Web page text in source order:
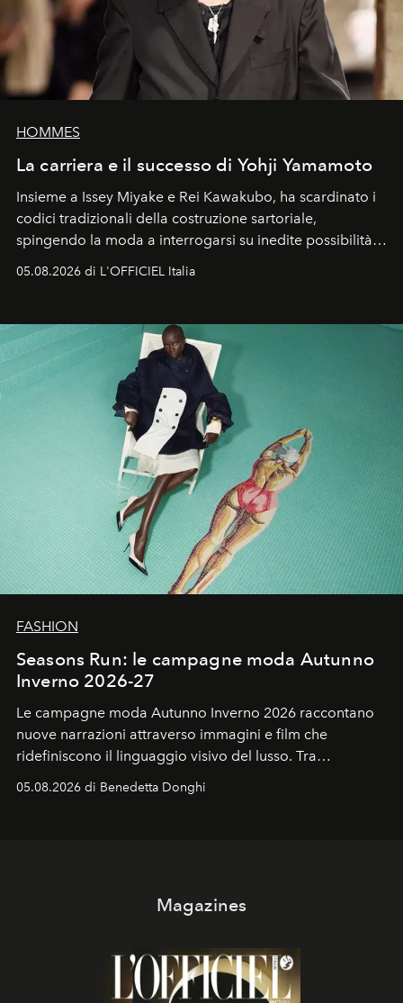
HOMMES
La carriera e il successo di Yohji Yamamoto
Insieme a Issey Miyake e Rei Kawakubo, ha scardinato i
codici tradizionali della costruzione sartoriale,
spingendo la moda a interrogarsi su inedite possibilità
formali e a ridefinire il concetto stesso di silhouette.
un’impronta indelebile nella storia della moda.
05.08.2026 di L'OFFICIEL Italia
FASHION
Seasons Run: le campagne moda Autunno
Inverno 2026-27
Le campagne moda Autunno Inverno 2026 raccontano
nuove narrazioni attraverso immagini e film che
ridefiniscono il linguaggio visivo del lusso. Tra
protagonisti del cinema, volti della cultura
contemporanea e storytelling d'autore, le maison
05.08.2026 di Benedetta Donghi
Magazines